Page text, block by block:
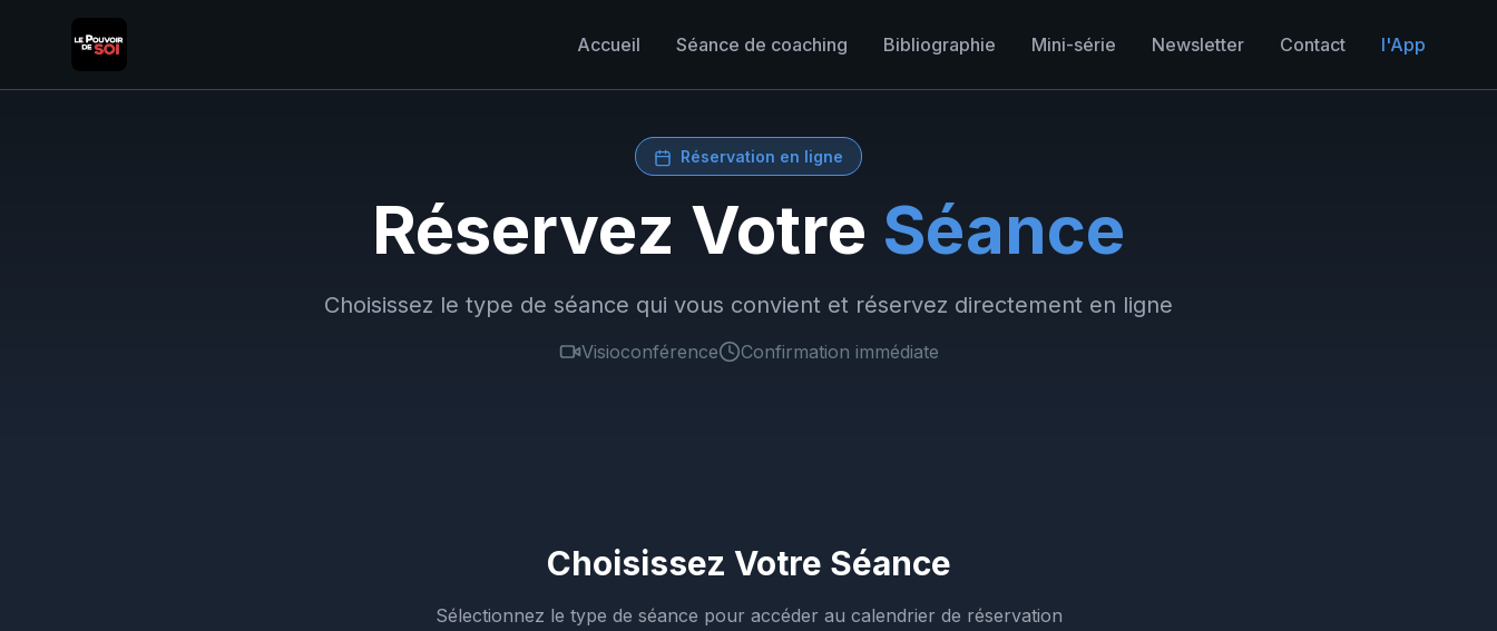
Accueil Séance de coaching Bibliographie Mini-série Newsletter Contact l'App
Réservation en ligne
Réservez Votre Séance
Choisissez le type de séance qui vous convient et réservez directement en ligne
Visioconférence Confirmation immédiate
Choisissez Votre Séance
Sélectionnez le type de séance pour accéder au calendrier de réservation